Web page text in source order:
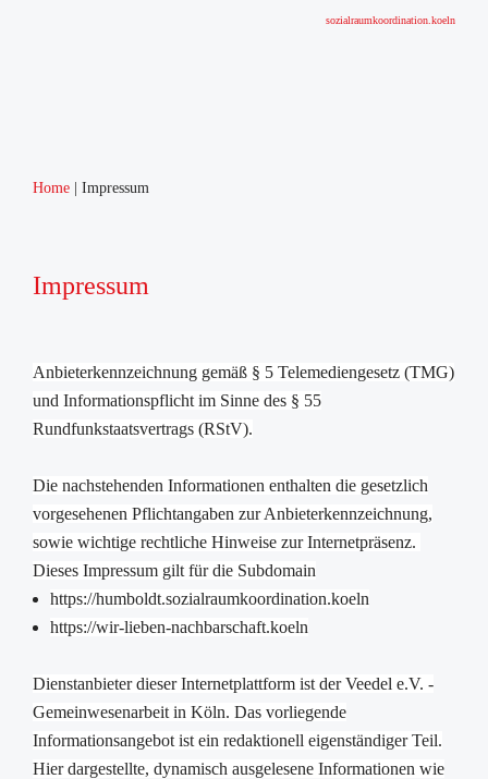
sozialraumkoordination.koeln
Home Impressum
Impressum
Anbieterkennzeichnung gemäß § 5 Telemediengesetz (TMG)
und Informationspflicht im Sinne des § 55
Rundfunkstaatsvertrags (RStV).
Die nachstehenden Informationen enthalten die gesetzlich
vorgesehenen Pflichtangaben zur Anbieterkennzeichnung,
sowie wichtige rechtliche Hinweise zur Internetpräsenz.
Dieses Impressum gilt für die Subdomain
https://humboldt.sozialraumkoordination.koeln
https://wir-lieben-nachbarschaft.koeln
Dienstanbieter dieser Internetplattform ist der Veedel e.V. -
Gemeinwesenarbeit in Köln. Das vorliegende
Informationsangebot ist ein redaktionell eigenständiger Teil.
Hier dargestellte, dynamisch ausgelesene Informationen wie